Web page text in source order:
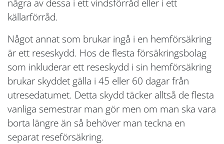
källarförråd.
Något annat som brukar ingå i en hemförsäkring
är ett reseskydd. Hos de flesta försäkringsbolag
som inkluderar ett reseskydd i sin hemförsäkring
brukar skyddet gälla i 45 eller 60 dagar från
utresedatumet. Detta skydd täcker alltså de flesta
vanliga semestrar man gör men om man ska vara
borta längre än så behöver man teckna en
separat reseförsäkring.